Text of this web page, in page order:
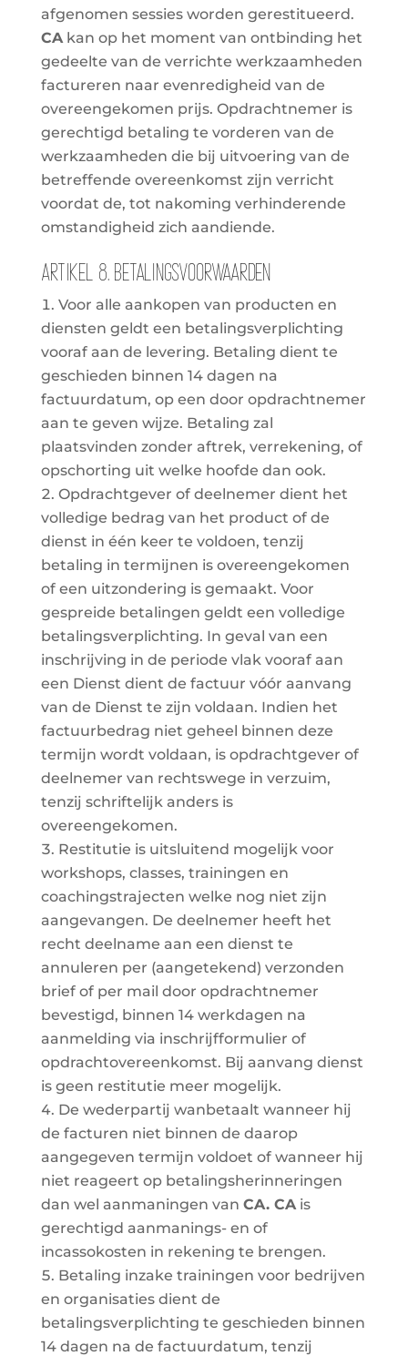
afgenomen sessies worden gerestitueerd.
CAkan op het moment van ontbinding het
gedeelte van de verrichte werkzaamheden
factureren naar evenredigheid van de
overeengekomen prijs. Opdrachtnemer is
gerechtigd betaling te vorderen van de
werkzaamheden die bij uitvoering van de
betreffende overeenkomst zijn verricht
voordat de, tot nakoming verhinderende
omstandigheid zich aandiende.
Artikel 8. Betalingsvoorwaarden
Voor alle aankopen van producten en
diensten geldt een betalingsverplichting
vooraf aan de levering. Betaling dient te
geschieden binnen 14 dagen na
factuurdatum, op een door opdrachtnemer
aan te geven wijze. Betaling zal
plaatsvinden zonder aftrek, verrekening, of
opschorting uit welke hoofde dan ook.
Opdrachtgever of deelnemer dient het
volledige bedrag van het product of de
dienst in één keer te voldoen, tenzij
betaling in termijnen is overeengekomen
of een uitzondering is gemaakt. Voor
gespreide betalingen geldt een volledige
betalingsverplichting. In geval van een
inschrijving in de periode vlak vooraf aan
een Dienst dient de factuur vóór aanvang
van de Dienst te zijn voldaan. Indien het
factuurbedrag niet geheel binnen deze
termijn wordt voldaan, is opdrachtgever of
deelnemer van rechtswege in verzuim,
tenzij schriftelijk anders is
overeengekomen.
Restitutie is uitsluitend mogelijk voor
workshops, classes, trainingen en
coachingstrajecten welke nog niet zijn
aangevangen. De deelnemer heeft het
recht deelname aan een dienst te
annuleren per (aangetekend) verzonden
brief of per mail door opdrachtnemer
bevestigd, binnen 14 werkdagen na
aanmelding via inschrijfformulier of
opdrachtovereenkomst. Bij aanvang dienst
is geen restitutie meer mogelijk.
De wederpartij wanbetaalt wanneer hij
de facturen niet binnen de daarop
aangegeven termijn voldoet of wanneer hij
niet reageert op betalingsherinneringen
dan wel aanmaningen van CA. CAis
gerechtigd aanmanings- en of
incassokosten in rekening te brengen.
Betaling inzake trainingen voor bedrijven
en organisaties dient de
betalingsverplichting te geschieden binnen
14 dagen na de factuurdatum, tenzij